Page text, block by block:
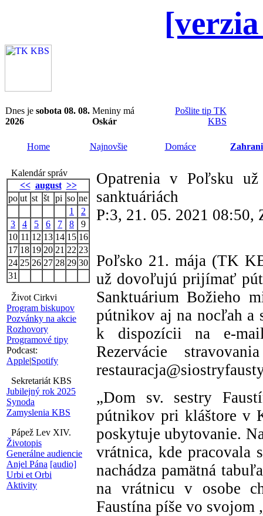
Dnes je sobota 08. 08.
2026
Meniny má
Oskár
Pošlite tip TK
KBS
Home Najnovšie Domáce
Kalendár správ
<< august >>
po ut st št pi so ne
1
2
3
4 5 6 7 8
9
10 11 12 13 14 15 16
17 18 19 20 21 22 23
24 25 26 27 28 29 30
31
Život Cirkvi
Program biskupov
Pozvánky na akcie
Rozhovory
Programové tipy
Podcast:
Apple|Spotify
Sekretariát KBS
Jubilejný rok 2025
Synoda
Zamyslenia KBS
Pápež Lev XIV.
Životopis
Generálne audiencie
Anjel Pána [audio]
Urbi et Orbi
Aktivity
Opatrenia v Poľsku
sanktuáriách
P:3, 21. 05. 2021 08:50,
Poľsko 21. mája (TK
už dovoľujú prijímať
Sanktuárium Božieho
pútnikov aj na nocľah a
k dispozícii na e-
Rezervácie
„Dom sv. sestry
pútnikov pri kláštore v
poskytuje ubytovanie.
vrátnica, kde pracovala
nachádza pamätná
na vrátnicu v osobe
Faustína píše vo svojom